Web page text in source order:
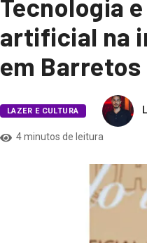
Tecnologia
artificial na
em Barretos
LAZER E CULTURA
4 minutos de leitura